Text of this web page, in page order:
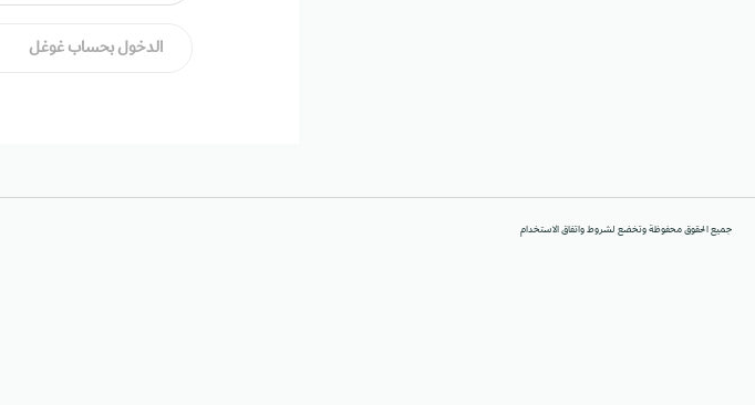
الدخول بحساب غوغل
جميع الحقوق محفوظة وتخضع لشروط واتفاق الاستخدام